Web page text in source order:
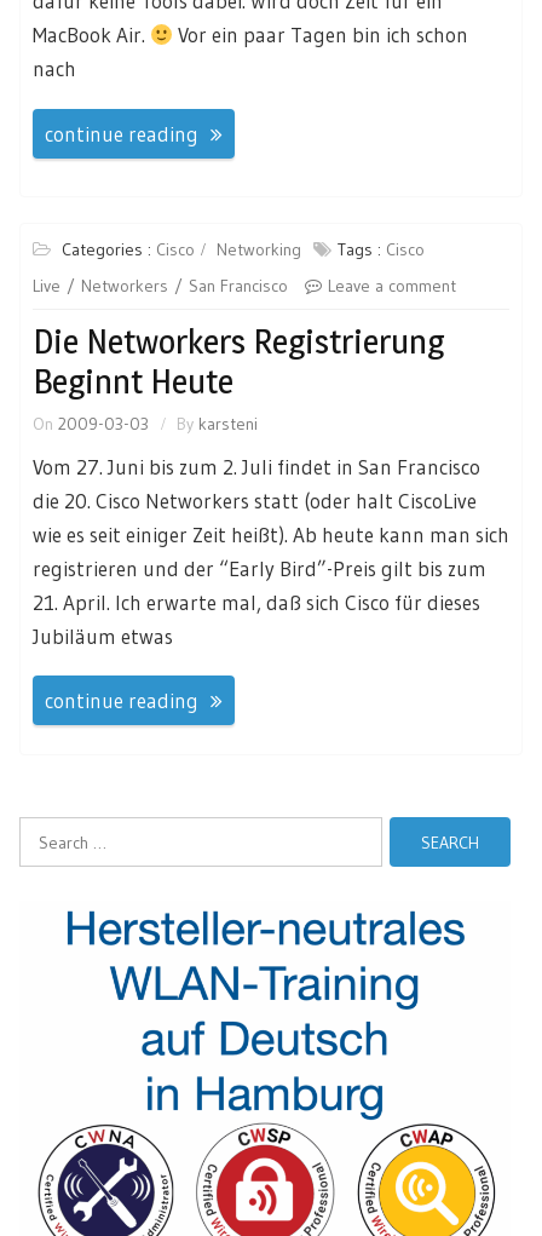
MacBook Air.
Vor ein paar Tagen bin ich schon
nach
continue reading
Categories : Cisco Networking Tags : Cisco
Live
Networkers San Francisco Leave a comment
Die Networkers Registrierung
Beginnt Heute
On 2009-03-03 By karsteni
Vom 27. Juni bis zum 2. Juli findet in San Francisco
die 20. Cisco Networkers statt (oder halt CiscoLive
wie es seit einiger Zeit heißt). Ab heute kann man sich
registrieren und der “Early Bird”-Preis gilt bis zum
21. April. Ich erwarte mal, daß sich Cisco für dieses
Jubiläum etwas
continue reading